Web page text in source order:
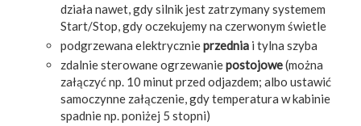
działa nawet, gdy silnik jest zatrzymany systemem
Start/Stop, gdy oczekujemy na czerwonym świetle
podgrzewana elektrycznieprzednia i tylna szyba
zdalnie sterowane ogrzewaniepostojowe(można
załączyć np. 10 minut przed odjazdem; albo ustawić
samoczynne załączenie, gdy temperatura w kabinie
spadnie np. poniżej 5 stopni)